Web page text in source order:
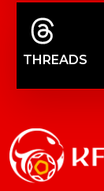
THREADS